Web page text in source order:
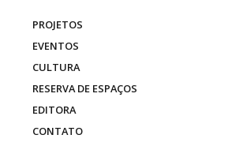
PROJETOS
EVENTOS
CULTURA
RESERVA DE ESPAÇOS
EDITORA
CONTATO